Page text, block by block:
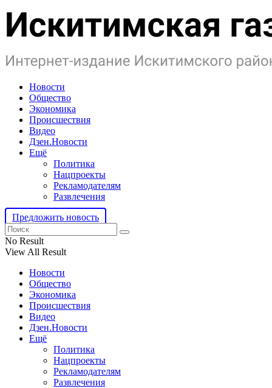
Новости
Общество
Экономика
Происшествия
Видео
Дзен.Новости
Ещё
Политика
Нацпроекты
Рекламодателям
Развлечения
Предложить новость
No Result
View All Result
Новости
Общество
Экономика
Происшествия
Видео
Дзен.Новости
Ещё
Политика
Нацпроекты
Рекламодателям
Развлечения